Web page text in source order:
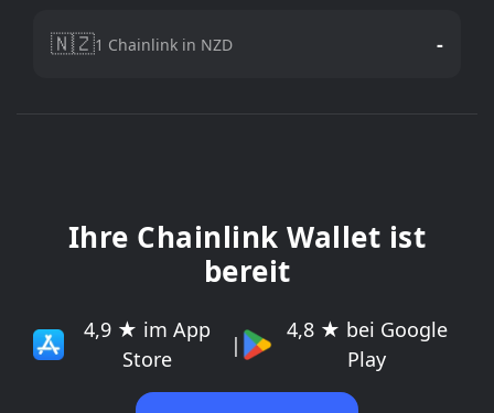
🇳🇿1 Chainlink in NZD -
Ihre Chainlink Wallet ist
bereit
4,9 ★ im App
Store
|
4,8 ★ bei Google
Play